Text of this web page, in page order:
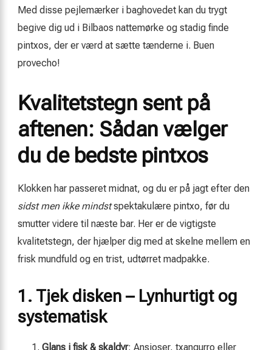
Med disse pejlemærker i baghovedet kan du trygt
begive dig ud i Bilbaos nattemørke og stadig finde
pintxos, der er værd at sætte tænderne i. Buen
provecho!
Kvalitetstegn sent på
aftenen: Sådan vælger
du de bedste pintxos
Klokken har passeret midnat, og du er på jagt efter den
sidst men ikke mindstspektakulære pintxo, før du
smutter videre til næste bar. Her er de vigtigste
kvalitetstegn, der hjælper dig med at skelne mellem en
frisk mundfuld og en trist, udtørret madpakke.
1. Tjek disken – Lynhurtigt og
systematisk
Glans i fisk & skaldyr: Ansjoser, txangurro eller